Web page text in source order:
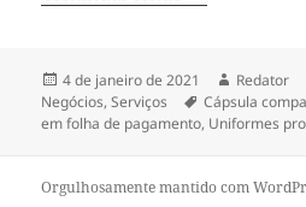
Publicado
em
4 de janeiro de 2021 Autor
Redator
Negócios,Serviços Tags
Cápsula
em folha de pagamento, Uniformes
Orgulhosamente mantido com